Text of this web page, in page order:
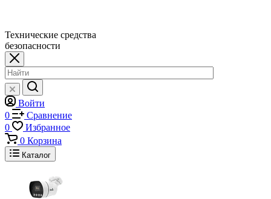
Технические средства
безопасности
Войти
0
Сравнение
0
Избранное
0 Корзина
Каталог